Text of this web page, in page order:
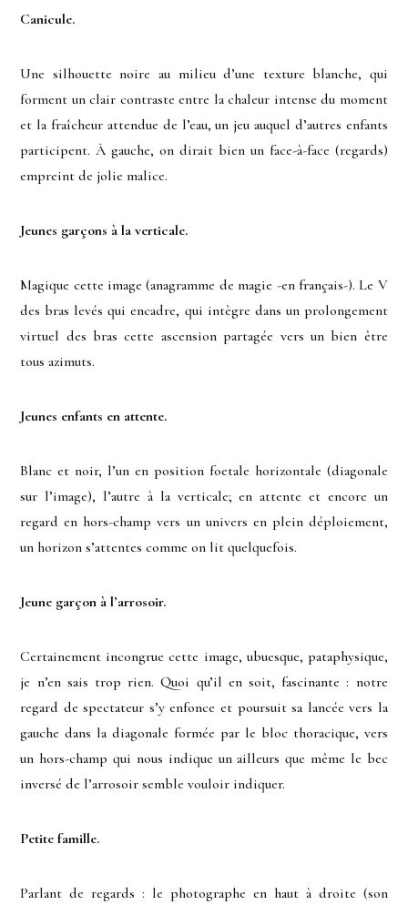
Canicule.
Une silhouette noire au milieu d’une texture blanche, qui
forment un clair contraste entre la chaleur intense du moment
et la fraîcheur attendue de l’eau, un jeu auquel d’autres enfants
participent. À gauche, on dirait bien un face-à-face (regards)
empreint de jolie malice.
Jeunes garçons à la verticale.
Magique cette image (anagramme de magie -en français-). Le V
des bras levés qui encadre, qui intègre dans un prolongement
virtuel des bras cette ascension partagée vers un bien être
tous azimuts.
Jeunes enfants en attente.
Blanc et noir, l’un en position foetale horizontale (diagonale
sur l’image), l’autre à la verticale; en attente et encore un
regard en hors-champ vers un univers en plein déploiement,
un horizon s’attentes comme on lit quelquefois.
Jeune garçon à l’arrosoir.
Certainement incongrue cette image, ubuesque, pataphysique,
je n’en sais trop rien. Quoi qu’il en soit, fascinante : notre
regard de spectateur s’y enfonce et poursuit sa lancée vers la
gauche dans la diagonale formée par le bloc thoracique, vers
un hors-champ qui nous indique un ailleurs que même le bec
inversé de l’arrosoir semble vouloir indiquer.
Petite famille.
Parlant de regards : le photographe en haut à droite (son